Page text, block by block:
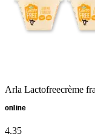
Arla Lactofreecrème
online
4.35